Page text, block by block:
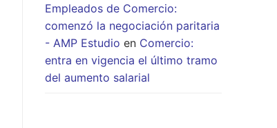
Empleados de Comercio:
comenzó la negociación paritaria
- AMP Estudio en Comercio:
entra en vigencia el último tramo
del aumento salarial